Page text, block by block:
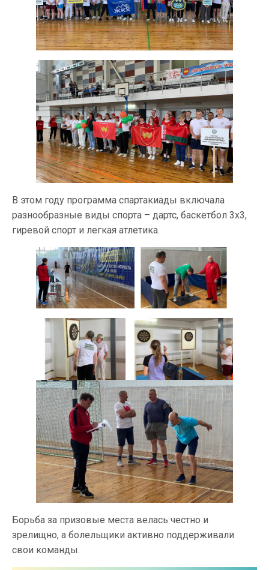
В этом году программа спартакиады включала
разнообразные виды спорта – дартс, баскетбол 3х3,
гиревой спорт и легкая атлетика.
Борьба за призовые места велась честно и
зрелищно, а болельщики активно поддерживали
свои команды.